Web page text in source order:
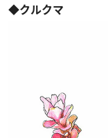
◆クルクマ